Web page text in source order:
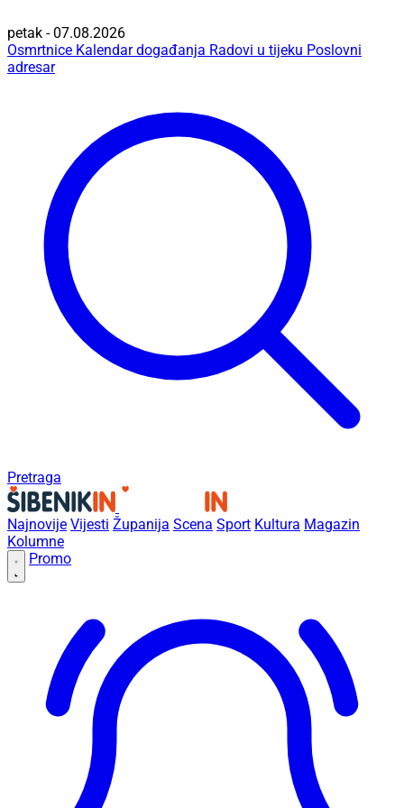
petak - 07.08.2026
Osmrtnice Kalendar događanja Radovi u tijeku Poslovni
adresar
Pretraga
Najnovije Vijesti Županija Scena Sport Kultura Magazin
Kolumne
Promo